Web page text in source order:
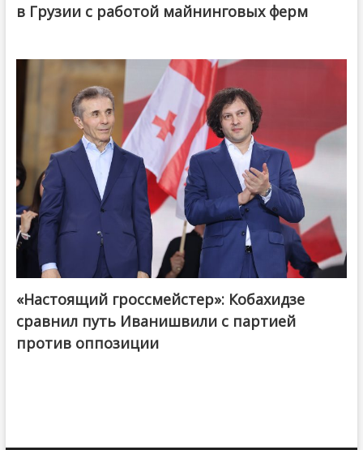
в Грузии с работой майнинговых ферм
@ქართული ოცნება / Georgian Dream
«Настоящий гроссмейстер»: Кобахидзе
сравнил путь Иванишвили с партией
против оппозиции